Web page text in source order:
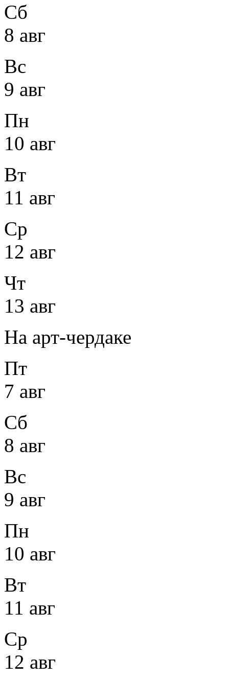
Сб
8 авг
Вс
9 авг
Пн
10 авг
Вт
11 авг
Ср
12 авг
Чт
13 авг
На арт-чердаке
Пт
7 авг
Сб
8 авг
Вс
9 авг
Пн
10 авг
Вт
11 авг
Ср
12 авг